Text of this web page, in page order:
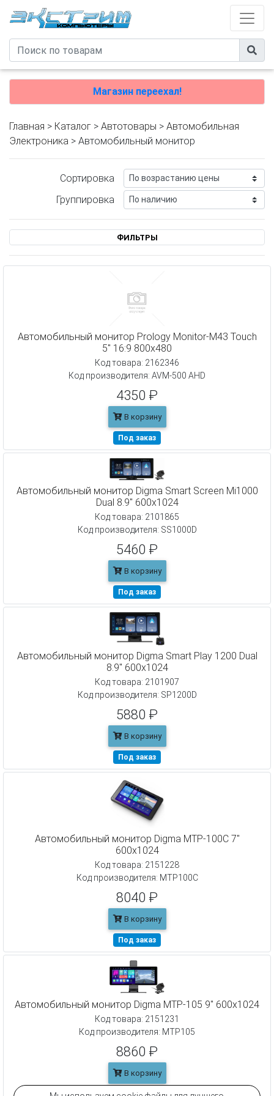
Магазин переехал!
Главная > Каталог > Автотовары > Автомобильная
Электроника > Автомобильный монитор
Сортировка
Группировка
ФИЛЬТРЫ
Автомобильный монитор Prology Monitor-M43 Touch
5" 16:9 800x480
Код товара: 2162346
Код производителя: AVM-500 AHD
4350 ₽
В корзину
Под заказ
Автомобильный монитор Digma Smart Screen Mi1000
Dual 8.9" 600x1024
Код товара: 2101865
Код производителя: SS1000D
5460 ₽
В корзину
Под заказ
Автомобильный монитор Digma Smart Play 1200 Dual
8.9" 600x1024
Код товара: 2101907
Код производителя: SP1200D
5880 ₽
В корзину
Под заказ
Автомобильный монитор Digma MTP-100C 7"
600x1024
Код товара: 2151228
Код производителя: MTP100C
8040 ₽
В корзину
Под заказ
Автомобильный монитор Digma MTP-105 9" 600x1024
Код товара: 2151231
Код производителя: MTP105
8860 ₽
В корзину